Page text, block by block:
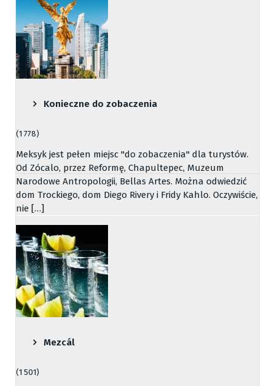
Konieczne do zobaczenia
(1 778)
Meksyk jest pełen miejsc "do zobaczenia" dla turystów.
Od Zócalo, przez Reformę, Chapultepec, Muzeum
Narodowe Antropologii, Bellas Artes. Można odwiedzić
dom Trockiego, dom Diego Rivery i Fridy Kahlo. Oczywiście,
nie […]
Mezcál
(1 501)